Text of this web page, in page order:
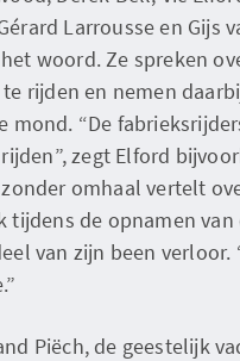
Larrousse en Gijs
woord. Ze spreken
rijden en nemen
mond. “De
zegt Elford
omhaal vertelt
tijdens de opnamen van
van zijn been verloor.
Piëch, de geestelijk